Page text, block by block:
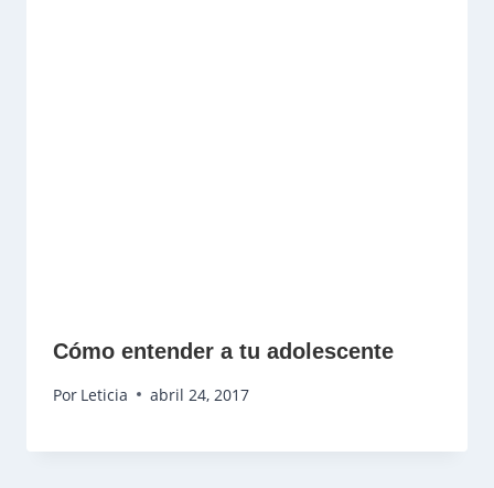
Cómo entender a tu adolescente
Por Leticia abril 24, 2017